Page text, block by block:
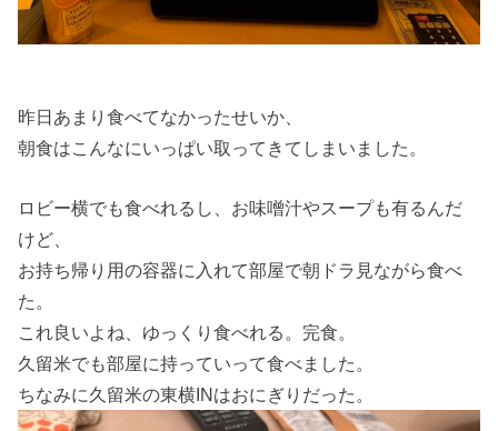
昨日あまり食べてなかったせいか、
朝食はこんなにいっぱい取ってきてしまいました。
ロビー横でも食べれるし、お味噌汁やスープも有るんだ
けど、
お持ち帰り用の容器に入れて部屋で朝ドラ見ながら食べ
た。
これ良いよね、ゆっくり食べれる。完食。
久留米でも部屋に持っていって食べました。
ちなみに久留米の東横INはおにぎりだった。